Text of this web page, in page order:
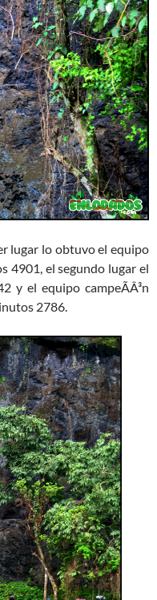
lugar lo obtuvo el equipo
4901, el segundo lugar el
y el equipo campeÃÂ³n
2786.